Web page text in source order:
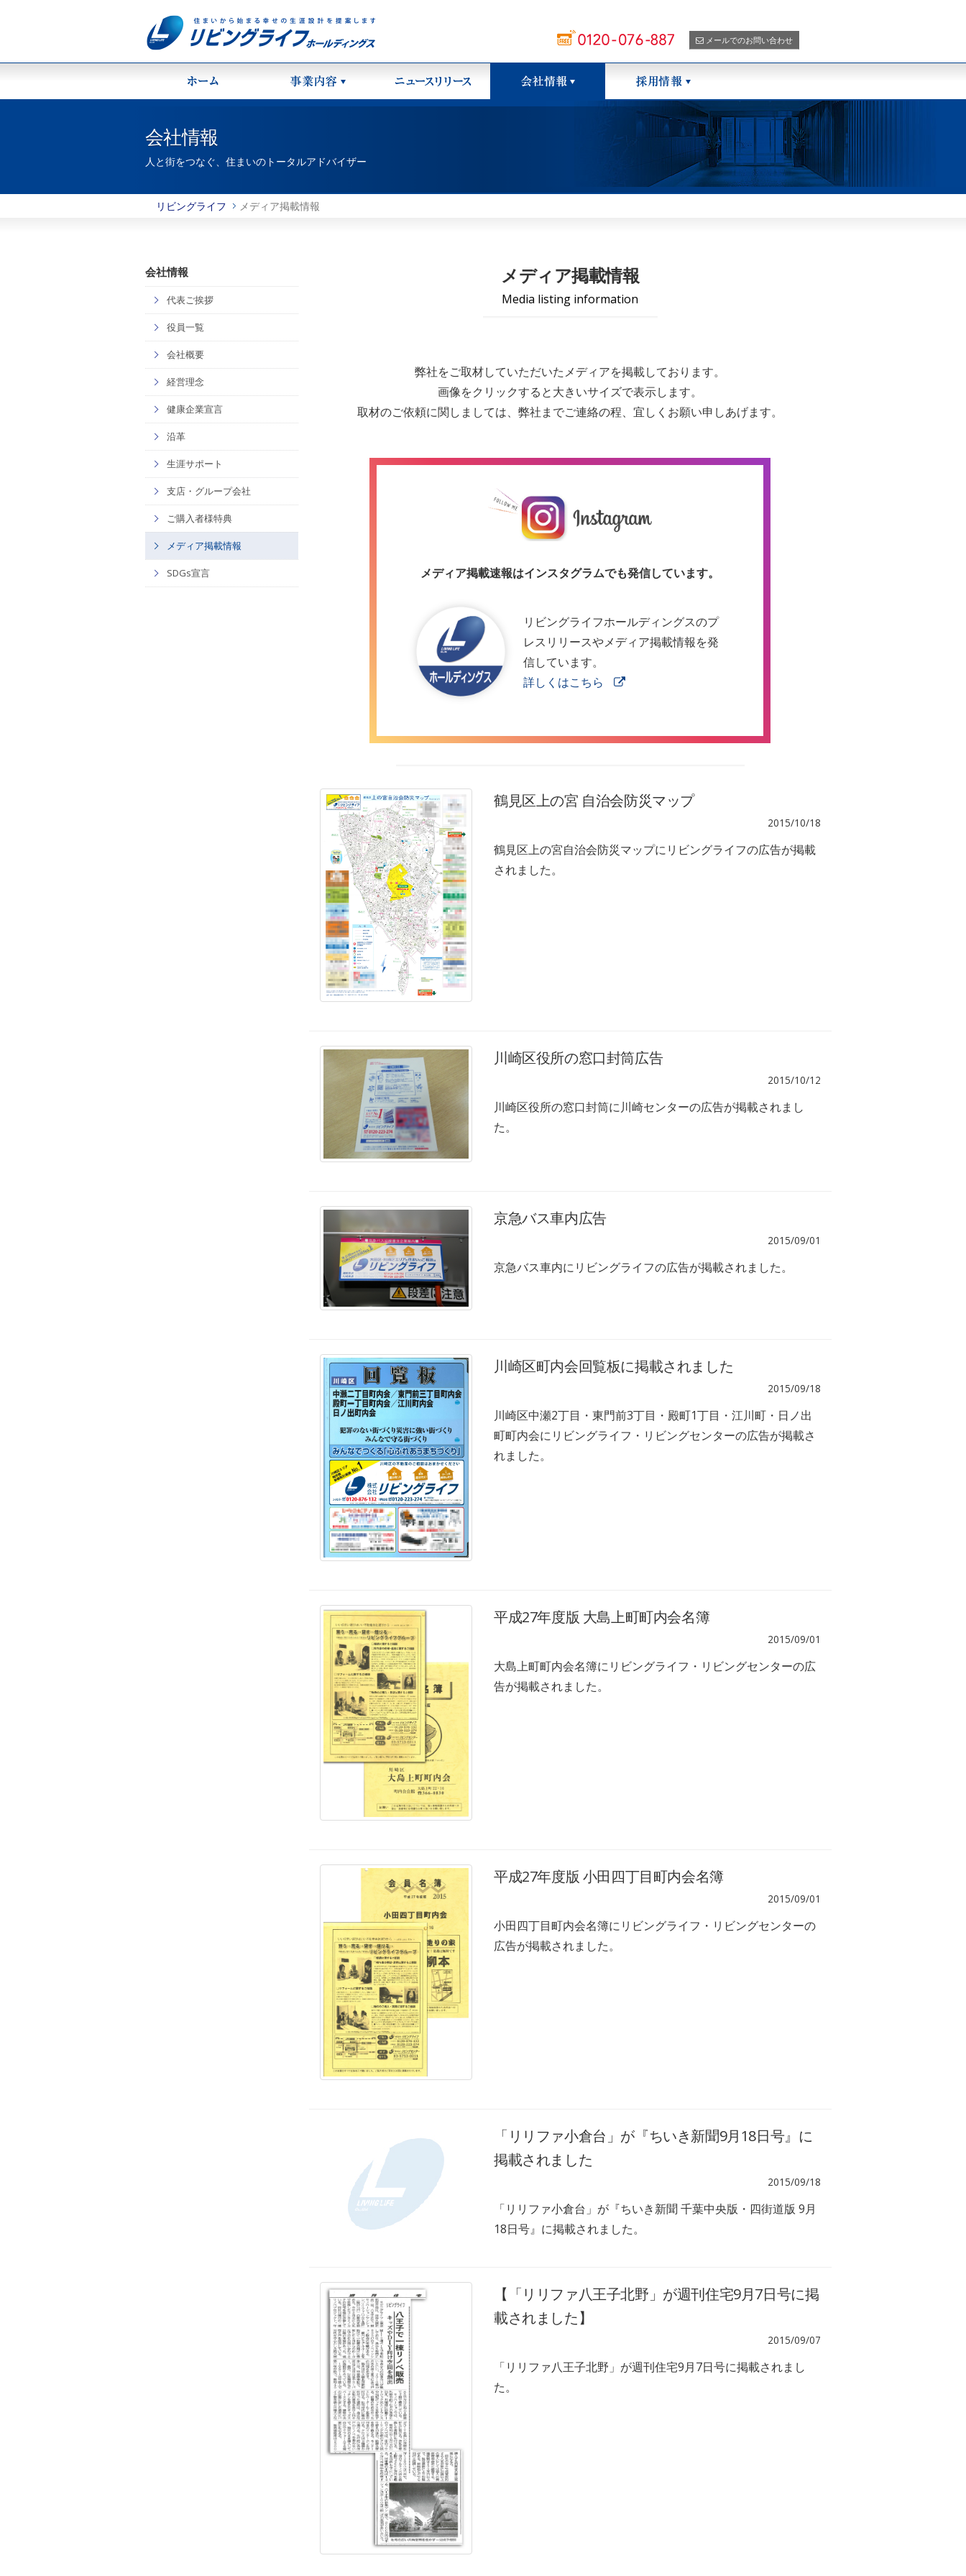
メールでのお問い合わせ
会社情報
人と街をつなぐ、住まいのトータルアドバイザー
リビングライフ メディア掲載情報
メディア掲載情報
Media listing information
弊社をご取材していただいたメディアを掲載しております。
画像をクリックすると大きいサイズで表示します。
取材のご依頼に関しましては、弊社までご連絡の程、宜しくお願い申しあげます。
メディア掲載速報はインスタグラムでも発信しています。
リビングライフホールディングスのプ
レスリリースやメディア掲載情報を発
信しています。
詳しくはこちら
鶴見区上の宮 自治会防災マップ
2015/10/18
鶴見区上の宮自治会防災マップにリビングライフの広告が掲載
されました。
川崎区役所の窓口封筒広告
2015/10/12
川崎区役所の窓口封筒に川崎センターの広告が掲載されまし
た。
京急バス車内広告
2015/09/01
京急バス車内にリビングライフの広告が掲載されました。
川崎区町内会回覧板に掲載されました
2015/09/18
川崎区中瀬2丁目・東門前3丁目・殿町1丁目・江川町・日ノ出
町町内会にリビングライフ・リビングセンターの広告が掲載さ
れました。
平成27年度版 大島上町町内会名簿
2015/09/01
大島上町町内会名簿にリビングライフ・リビングセンターの広
告が掲載されました。
平成27年度版 小田四丁目町内会名簿
2015/09/01
小田四丁目町内会名簿にリビングライフ・リビングセンターの
広告が掲載されました。
「リリファ小倉台」が『ちいき新聞9月18日号』に
掲載されました
2015/09/18
「リリファ小倉台」が『ちいき新聞 千葉中央版・四街道版 9月
18日号』に掲載されました。
【「リリファ八王子北野」が週刊住宅9月7日号に掲
載されました】
2015/09/07
「リリファ八王子北野」が週刊住宅9月7日号に掲載されまし
た。
会社情報
代表ご挨拶
役員一覧
会社概要
経営理念
健康企業宣言
沿革
生涯サポート
支店・グループ会社
ご購入者様特典
メディア掲載情報
SDGs宣言